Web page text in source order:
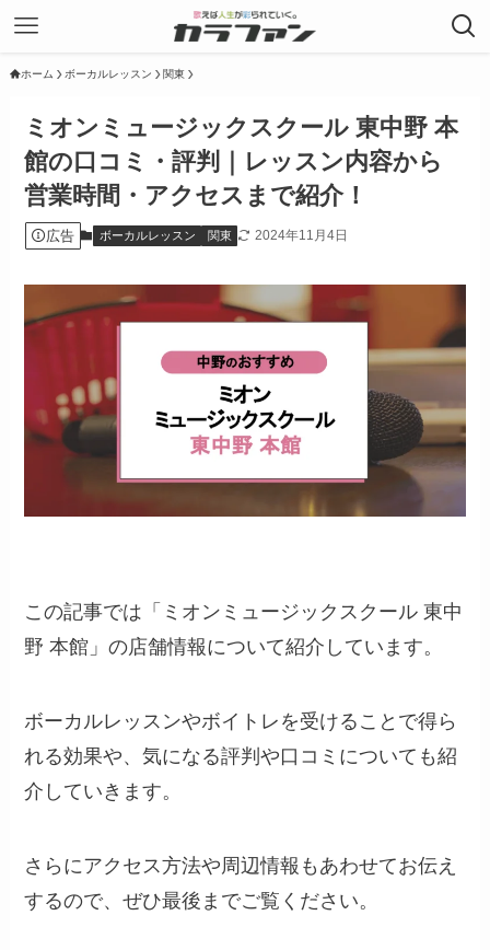
ホーム ボーカルレッスン 関東
ミオンミュージックスクール 東中野 本
館の口コミ・評判｜レッスン内容から
営業時間・アクセスまで紹介！
広告 ボーカルレッスン 関東 2024年11月4日
この記事では「ミオンミュージックスクール 東中
野 本館」の店舗情報について紹介しています。
ボーカルレッスンやボイトレを受けることで得ら
れる効果や、気になる評判や口コミについても紹
介していきます。
さらにアクセス方法や周辺情報もあわせてお伝え
するので、ぜひ最後までご覧ください。